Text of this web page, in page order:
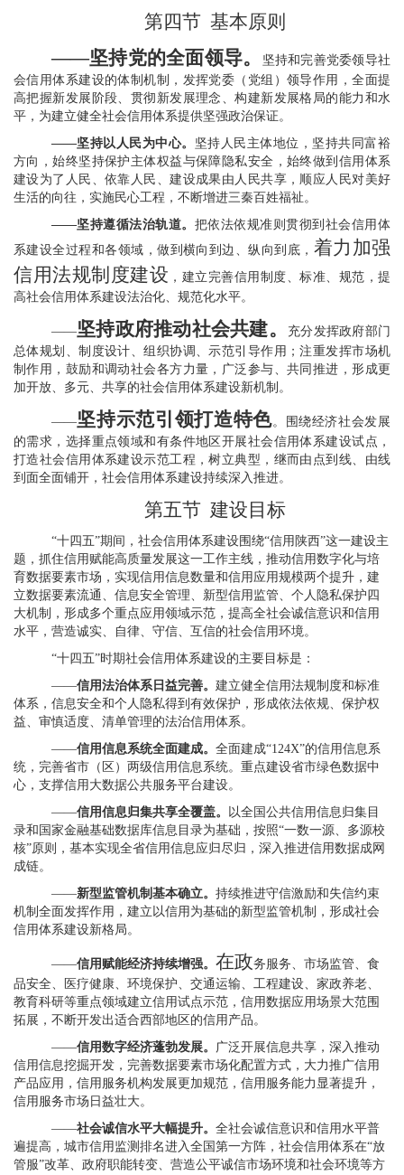
第四节 基本原则
——坚持党的全面领导。
坚持和完善党委领导社
会信用体系建设的体制机制，发挥党委（党组）领导作用，全面提
高把握新发展阶段、贯彻新发展理念、构建新发展格局的能力和水
平，为建立健全社会信用体系提供坚强政治保证。
——坚持以人民为中心。 坚持人民主体地位，坚持共同富裕
方向，始终坚持保护主体权益与保障隐私安全，始终做到信用体系
建设为了人民、依靠人民、建设成果由人民共享，顺应人民对美好
生活的向往，实施民心工程，不断增进三秦百姓福祉。
——坚持遵循法治轨道。 把依法依规准则贯彻到社会信用体
系建设全过程和各领域，做到横向到边、纵向到底， 着力加强
信用法规制度建设 ，建立完善信用制度、标准、规范，提
高社会信用体系建设法治化、规范化水平。
——坚持政府推动社会共建。
充分发挥政府部门
总体规划、制度设计、组织协调、示范引导作用；注重发挥市场机
制作用，鼓励和调动社会各方力量，广泛参与、共同推进，形成更
加开放、多元、共享的社会信用体系建设新机制。
——坚持示范引领打造特色。
围绕经济社会发展
的需求，选择重点领域和有条件地区开展社会信用体系建设试点，
打造社会信用体系建设示范工程，树立典型，继而由点到线、由线
到面全面铺开，社会信用体系建设持续深入推进。
第五节 建设目标
“十四五”期间，社会信用体系建设围绕“信用陕西”这一建设主
题，抓住信用赋能高质量发展这一工作主线，推动信用数字化与培
育数据要素市场，实现信用信息数量和信用应用规模两个提升，建
立数据要素流通、信息安全管理、新型信用监管、个人隐私保护四
大机制，形成多个重点应用领域示范，提高全社会诚信意识和信用
水平，营造诚实、自律、守信、互信的社会信用环境。
“十四五”时期社会信用体系建设的主要目标是：
——信用法治体系日益完善。 建立健全信用法规制度和标准
体系，信息安全和个人隐私得到有效保护，形成依法依规、保护权
益、审慎适度、清单管理的法治信用体系。
——信用信息系统全面建成。 全面建成“124X”的信用信息系
统，完善省市（区）两级信用信息系统。重点建设省市绿色数据中
心，支撑信用大数据公共服务平台建设。
——信用信息归集共享全覆盖。
以全国公共信用信息归集目
录和国家金融基础数据库信息目录为基础，按照“一数一源、多源校
核”原则，基本实现全省信用信息应归尽归，深入推进信用数据成网
成链。
——新型监管机制基本确立。 持续推进守信激励和失信约束
机制全面发挥作用，建立以信用为基础的新型监管机制，形成社会
信用体系建设新格局。
——信用赋能经济持续增强。 在政务服务、市场监管、食
品安全、医疗健康、环境保护、交通运输、工程建设、家政养老、
教育科研等重点领域建立信用试点示范，信用数据应用场景大范围
拓展，不断开发出适合西部地区的信用产品。
——信用数字经济蓬勃发展。 广泛开展信息共享，深入推动
信用信息挖掘开发，完善数据要素市场化配置方式，大力推广信用
产品应用，信用服务机构发展更加规范，信用服务能力显著提升，
信用服务市场日益壮大。
——社会诚信水平大幅提升。 全社会诚信意识和信用水平普
遍提高，城市信用监测排名进入全国第一方阵，社会信用体系在“放
管服”改革、政府职能转变、营造公平诚信市场环境和社会环境等方